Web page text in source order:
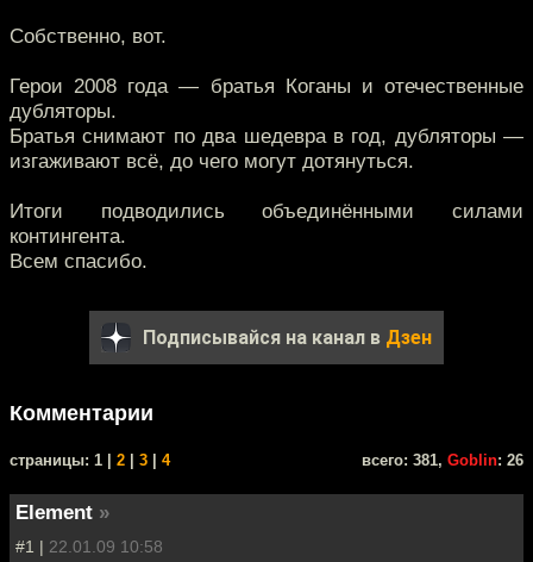
Собственно, вот.
Герои 2008 года — братья Коганы и отечественные
дубляторы.
Братья снимают по два шедевра в год, дубляторы —
изгаживают всё, до чего могут дотянуться.
Итоги подводились объединёнными силами
контингента.
Всем спасибо.
Подписывайся на канал в Дзен
Комментарии
cтраницы: 1 | 2 3 4 всего: 381, Goblin: 26
Element »
#1 | 22.01.09 10:58